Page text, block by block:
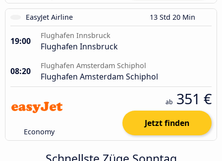
EasyJet Airline 13 Std 20 Min
19:00
Flughafen Innsbruck
Flughafen Innsbruck
08:20
Flughafen Amsterdam Schiphol
Flughafen Amsterdam Schiphol
Economy
ab 351 €
Jetzt finden